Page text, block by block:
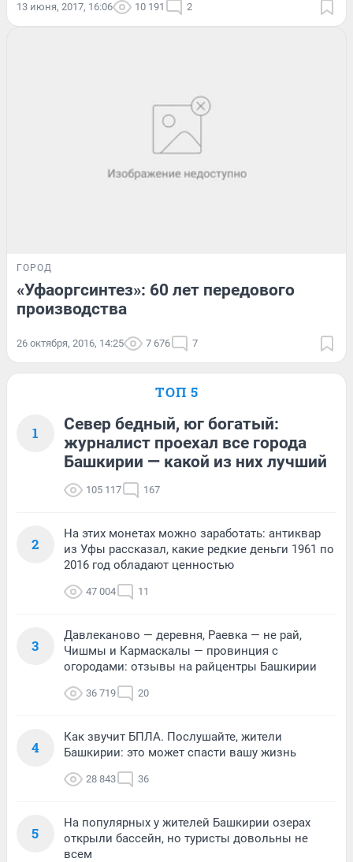
13 июня, 2017, 16:06 10 191 2
ГОРОД
«Уфаоргсинтез»: 60 лет передового
производства
26 октября, 2016, 14:25 7 676 7
ТОП 5
1
Север бедный, юг богатый:
журналист проехал все города
Башкирии — какой из них лучший
105 117 167
2
На этих монетах можно заработать: антиквар
из Уфы рассказал, какие редкие деньги 1961 по
2016 год обладают ценностью
47 004 11
3
Давлеканово — деревня, Раевка — не рай,
Чишмы и Кармаскалы — провинция с
огородами: отзывы на райцентры Башкирии
36 719 20
4
Как звучит БПЛА. Послушайте, жители
Башкирии: это может спасти вашу жизнь
28 843 36
5
На популярных у жителей Башкирии озерах
открыли бассейн, но туристы довольны не
всем